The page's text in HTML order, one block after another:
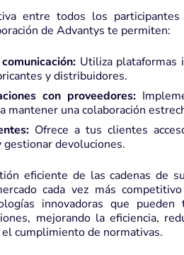
entre todos los
de Advantys te permiten:
Utiliza plataformas
y distribuidores.
con proveedores:
mantener una colaboración
Ofrece a tus clientes
gestionar devoluciones.
eficiente de las cadenas de
cada vez más
innovadoras que
mejorando la eficiencia,
cumplimiento de normativas.